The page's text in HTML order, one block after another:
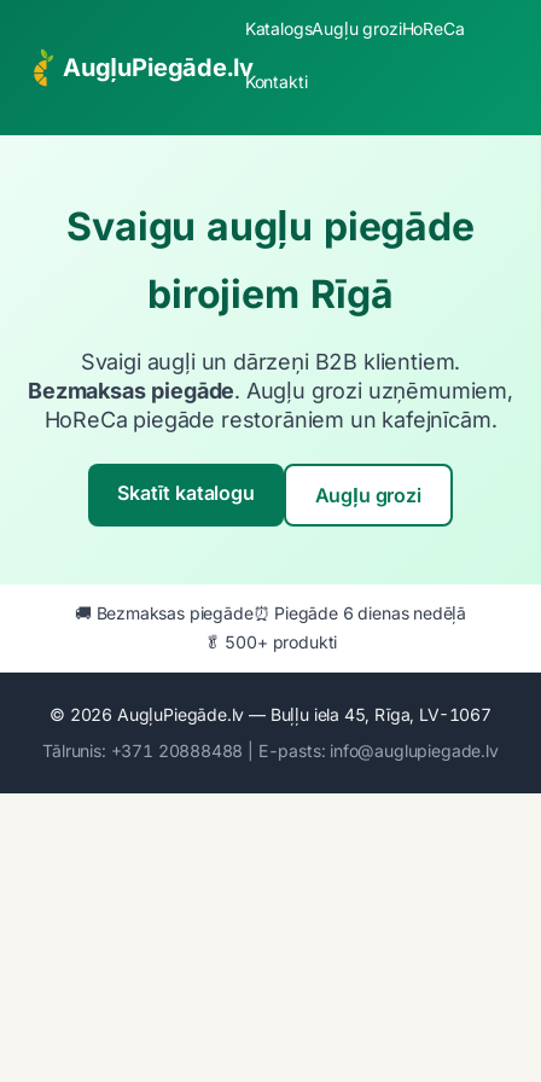
AugļuPiegāde.lv
KatalogsAugļu groziHoReCa
Kontakti
Svaigu augļu piegāde
birojiem Rīgā
Svaigi augļi un dārzeņi B2B klientiem.
Bezmaksas piegāde. Augļu grozi uzņēmumiem,
HoReCa piegāde restorāniem un kafejnīcām.
Skatīt katalogu Augļu grozi
🚚 Bezmaksas piegāde⏰ Piegāde 6 dienas nedēļā
🥬 500+ produkti
© 2026 AugļuPiegāde.lv — Buļļu iela 45, Rīga, LV-1067
Tālrunis: +371 20888488 | E-pasts: info@auglupiegade.lv